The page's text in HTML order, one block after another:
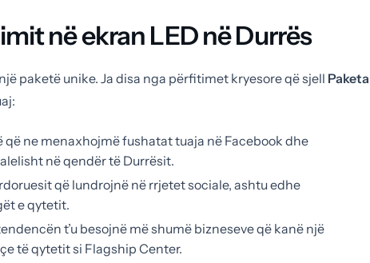
në ekran LED në Durrës
paketë unike. Ja disa nga përfitimet kryesore që sjell Paketa
që ne menaxhojmë fushatat tuaja në Facebook dhe
në qendër të Durrësit.
që lundrojnë në rrjetet sociale, ashtu edhe
e qytetit.
t’u besojnë më shumë bizneseve që kanë një
të qytetit si Flagship Center.